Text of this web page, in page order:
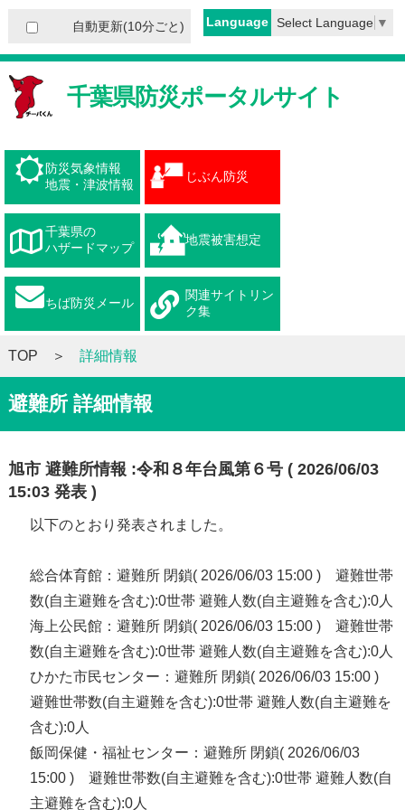
自動更新(10分ごと) Language Select Language ▼
千葉県防災ポータルサイト
防災気象情報
地震・津波情報
じぶん防災
千葉県の
ハザードマップ
地震被害想定
ちば防災メール
関連サイトリン
ク集
TOP 詳細情報
避難所 詳細情報
旭市 避難所情報 :令和８年台風第６号 ( 2026/06/03
15:03 発表 )
以下のとおり発表されました。
総合体育館：避難所 閉鎖( 2026/06/03 15:00 ) 避難世帯
数(自主避難を含む):0世帯 避難人数(自主避難を含む):0人
海上公民館：避難所 閉鎖( 2026/06/03 15:00 ) 避難世帯
数(自主避難を含む):0世帯 避難人数(自主避難を含む):0人
ひかた市民センター：避難所 閉鎖( 2026/06/03 15:00 )
避難世帯数(自主避難を含む):0世帯 避難人数(自主避難を
含む):0人
飯岡保健・福祉センター：避難所 閉鎖( 2026/06/03
15:00 ) 避難世帯数(自主避難を含む):0世帯 避難人数(自
主避難を含む):0人